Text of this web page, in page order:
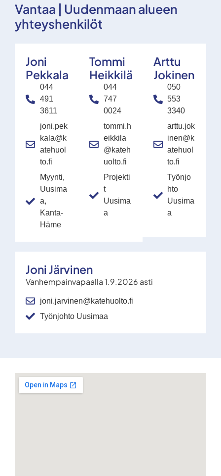
Vantaa | Uudenmaan alueen
yhteyshenkilöt
Joni
Pekkala
044
491
3611
joni.pek
kala@k
atehuol
to.fi
Myynti,
Uusima
a,
Kanta-
Häme
Tommi
Heikkilä
044
747
0024
tommi.h
eikkila
@kateh
uolto.fi
Projekti
t
Uusima
a
Arttu
Jokinen
050
553
3340
arttu.jok
inen@k
atehuol
to.fi
Työnjo
hto
Uusima
a
Joni Järvinen
Vanhempainvapaalla 1.9.2026 asti
joni.jarvinen@katehuolto.fi
Työnjohto Uusimaa